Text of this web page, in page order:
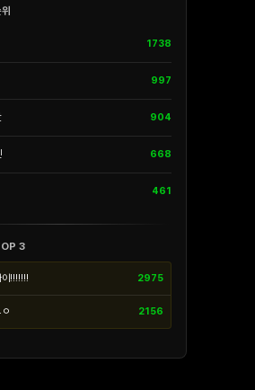
1738
997
904
668
461
3
이!!!!!!! 2975
ㅇ 2156